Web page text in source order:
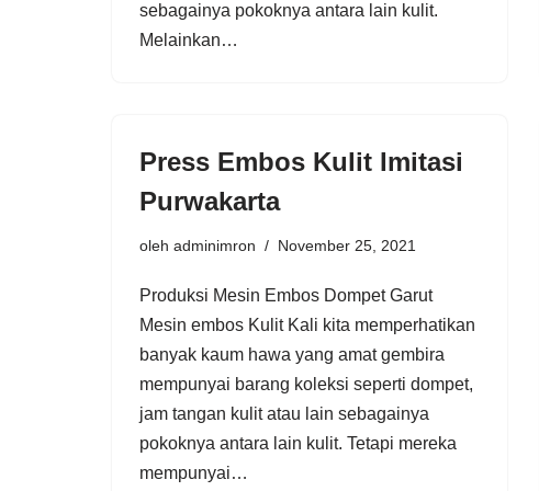
sebagainya pokoknya antara lain kulit.
Melainkan…
Press Embos Kulit Imitasi
Purwakarta
oleh adminimron November 25, 2021
Produksi Mesin Embos Dompet Garut
Mesin embos Kulit Kali kita memperhatikan
banyak kaum hawa yang amat gembira
mempunyai barang koleksi seperti dompet,
jam tangan kulit atau lain sebagainya
pokoknya antara lain kulit. Tetapi mereka
mempunyai…